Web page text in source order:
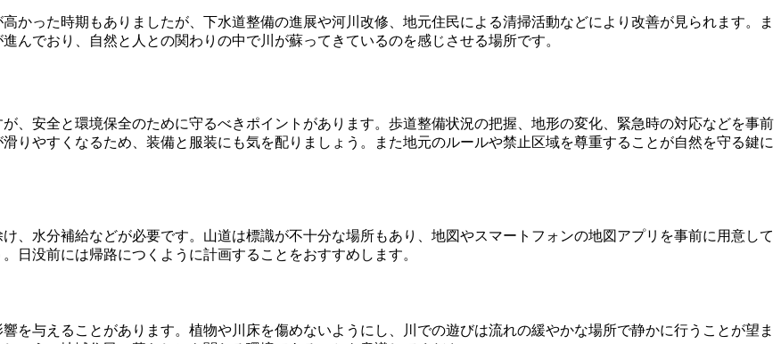
かった時期もありましたが、下水道整備の進展や河川改修、地元住民による清掃活動などにより改善が見られます。ま
んでおり、自然と人との関わりの中で川が蘇ってきているのを感じさせる場所です。
、安全と環境保全のために守るべきポイントがあります。歩道整備状況の把握、地形の変化、緊急時の対応などを事前
りやすくなるため、装備と服装にも気を配りましょう。また地元のルールや禁止区域を尊重することが自然を守る鍵に
、水分補給などが必要です。山道は標識が不十分な場所もあり、地図やスマートフォンの地図アプリを事前に用意して
日没前には帰路につくように計画することをおすすめします。
を与えることがあります。植物や川床を傷めないようにし、川での遊びは流れの緩やかな場所で静かに行うことが望ま